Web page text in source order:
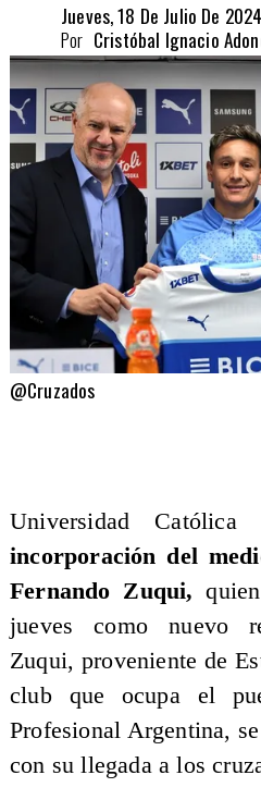
Jueves, 18 De Julio De
Cristóbal Ignacio
Por
@Cruzados
Universidad Católica
incorporación del
Fernando Zuqui,
jueves como nuevo
Zuqui, proveniente de
club que ocupa el
Profesional Argentina,
con su llegada a los